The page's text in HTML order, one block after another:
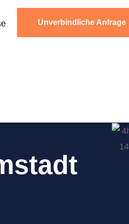
Unverbindliche Anfrage